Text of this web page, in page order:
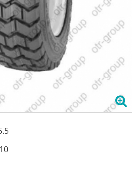
10